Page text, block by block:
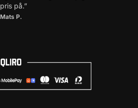
pris på.”
Mats P.